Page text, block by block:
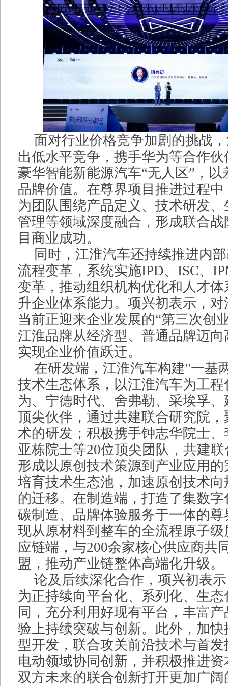
面对行业价格竞争加剧的挑战
出低水平竞争，携手华为等合作
豪华智能新能源汽车“无人区”，
品牌价值。在尊界项目推进过程
为团队围绕产品定义、技术研发
管理等领域深度融合，形成联合
目商业成功。
同时，江淮汽车还持续推进内
流程变革，系统实施IPD、ISC、
变革，推动组织机构优化和人才
升企业体系能力。项兴初表示，
当前正迎来企业发展的“第三次创
江淮品牌从经济型、普通品牌迈
实现企业价值跃迁。
在研发端，江淮汽车构建"一基
技术生态体系，以江淮汽车为工
为、宁德时代、舍弗勒、采埃孚
顶尖伙伴，通过共建联合研究院
术的研发；积极携手钟志华院士
亚栋院士等20位顶尖团队，共建
形成以原创技术策源到产业应用
培育技术生态池，加速原创技术
的迁移。在制造端，打造了集数
碳制造、品牌体验服务于一体的
现从原材料到整车的全流程原子
应链端，与200余家核心供应商共
盟，推动产业链整体高端化升级。
论及后续深化合作，项兴初表
为正持续向平台化、系列化、生
同，充分利用好现有平台，丰富
验上持续突破与创新。此外，加
型开发，联合攻关前沿技术与首
电动领域协同创新，并积极推进
双方未来的联合创新打开更加广阔